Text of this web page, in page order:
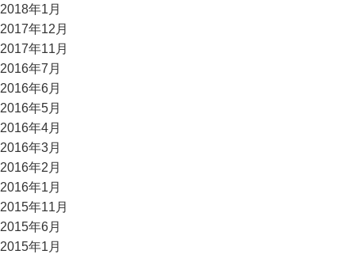
2018年1月
2017年12月
2017年11月
2016年7月
2016年6月
2016年5月
2016年4月
2016年3月
2016年2月
2016年1月
2015年11月
2015年6月
2015年1月